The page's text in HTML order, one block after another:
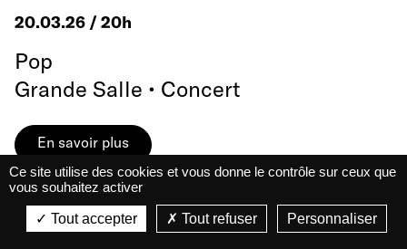
20.03.26 / 20h
Pop
Grande Salle • Concert
En savoir plus
La Belle Électrique
La Belle Électrique
VIEW - On Google Play
VIEW
Ce site utilise des cookies et vous donne le contrôle sur ceux que
vous souhaitez activer
Tout accepter Tout refuser Personnaliser